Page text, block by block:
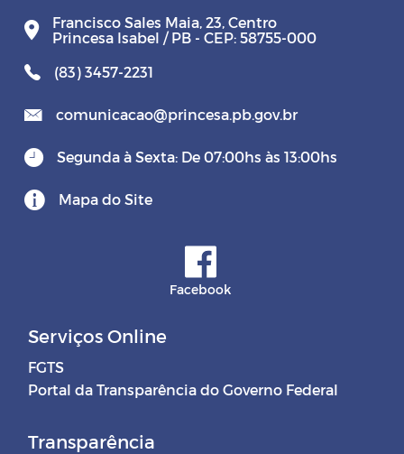
Francisco Sales Maia, 23, Centro
Princesa Isabel / PB - CEP: 58755-000
(83) 3457-2231
comunicacao@princesa.pb.gov.br
Segunda à Sexta: De 07:00hs às 13:00hs
Mapa do Site
Facebook
Serviços Online
FGTS
Portal da Transparência do Governo Federal
Transparência